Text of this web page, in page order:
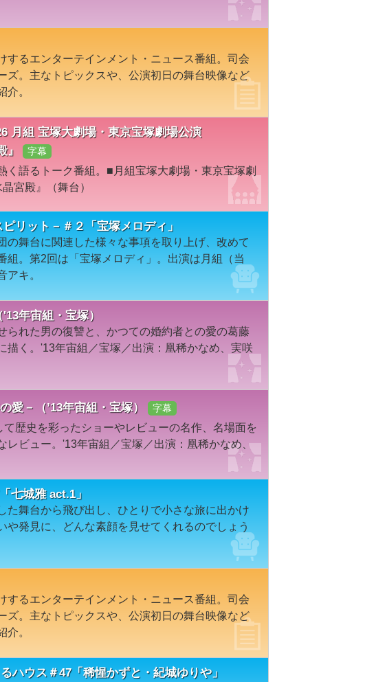
するエンターテインメント・ニュース番組。司会
ズ。主なトピックスや、公演初日の舞台映像など
介。
月組 宝塚大劇場・東京宝塚劇場公演
』
字幕
く語るトーク番組。■月組宝塚大劇場・東京宝塚劇
宮殿』（舞台）
リット－＃２「宝塚メロディ」
の舞台に関連した様々な事項を取り上げ、改めて
組。第2回は「宝塚メロディ」。出演は月組（当
アキ。
年宙組・宝塚）
られた男の復讐と、かつての婚約者との愛の葛藤
描く。'13年宙組／宝塚／出演：凰稀かなめ、実咲
愛－（’13年宙組・宝塚） 字幕
歴史を彩ったショーやレビューの名作、名場面を
レビュー。'13年宙組／宝塚／出演：凰稀かなめ、
七城雅 act.1」
た舞台から飛び出し、ひとりで小さな旅に出かけ
や発見に、どんな素顔を見せてくれるのでしょう
するエンターテインメント・ニュース番組。司会
ズ。主なトピックスや、公演初日の舞台映像など
介。
ハウス＃47「稀惺かずと・紀城ゆりや」